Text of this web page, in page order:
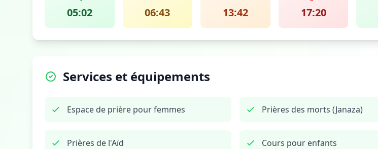
05:02 06:43 13:42 17:20
Services et équipements
Espace de prière pour femmes Prières des morts (Janaza)
Prières de l'Aïd Cours pour enfants